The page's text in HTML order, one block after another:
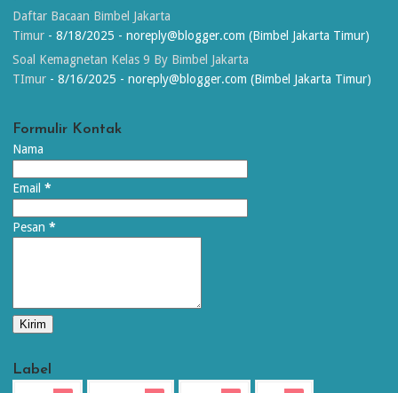
Daftar Bacaan Bimbel Jakarta
Timur - 8/18/2025 - noreply@blogger.com (Bimbel Jakarta Timur)
Soal Kemagnetan Kelas 9 By Bimbel Jakarta
TImur - 8/16/2025 - noreply@blogger.com (Bimbel Jakarta Timur)
Formulir Kontak
Nama
Email*
Pesan*
Label